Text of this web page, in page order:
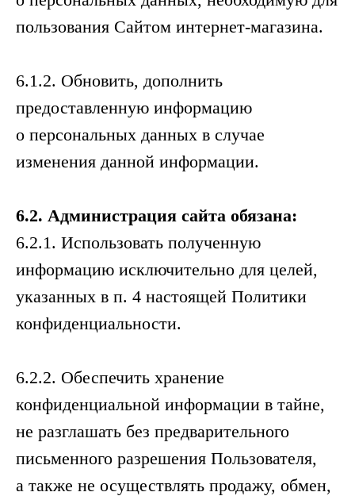
пользования Сайтом интернет-магазина.
6.1.2. Обновить, дополнить
предоставленную информацию
о персональных данных в случае
изменения данной информации.
6.2. Администрация сайта обязана:
6.2.1. Использовать полученную
информацию исключительно для целей,
указанных в п. 4 настоящей Политики
конфиденциальности.
6.2.2. Обеспечить хранение
конфиденциальной информации в тайне,
не разглашать без предварительного
письменного разрешения Пользователя,
а также не осуществлять продажу, обмен,